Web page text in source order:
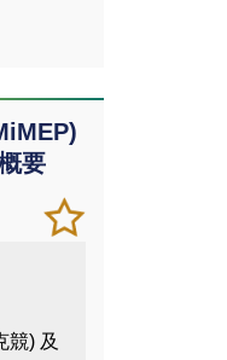
要
加
入/
愛的
儲存
課程
競) 及